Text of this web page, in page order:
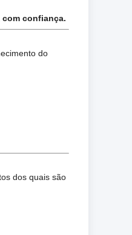
com confiança.
do
dos quais são